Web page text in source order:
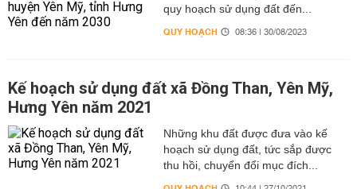
quy hoạch sử dụng đất đến...
QUY HOẠCH 08:36 | 30/08/2023
Kế hoạch sử dụng đất xã Đồng Than, Yên Mỹ,
Hưng Yên năm 2021
Những khu đất được đưa vào kế
hoạch sử dụng đất, tức sắp được
thu hồi, chuyển đổi mục đích...